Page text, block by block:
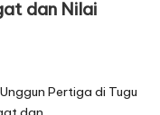
dan Nilai
Pertiga di Tugu